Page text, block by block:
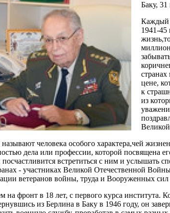
Баку, 31
Каждый
1941-45
цене,
к
из
человека особого характера,чей
дела или профессии, которой посвящена
встретиться с ним и услышать
- участниках Великой Отечественной
ветеранов войны, труда и Вооруженных
на фронт в 18 лет, с первого курса института.
из Берлина в Баку в 1946 году, он